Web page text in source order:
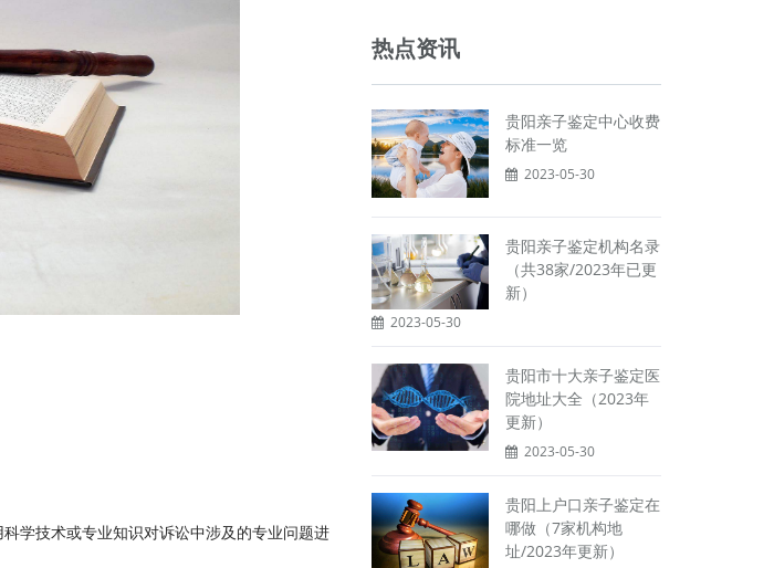
学技术或专业知识对诉讼中涉及的专业问题进
热点资讯
贵阳亲子鉴定中心收费
标准一览
2023-05-30
贵阳亲子鉴定机构名录
（共38家/2023年已更
新）
2023-05-30
贵阳市十大亲子鉴定医
院地址大全（2023年
更新）
2023-05-30
贵阳上户口亲子鉴定在
哪做（7家机构地
址/2023年更新）